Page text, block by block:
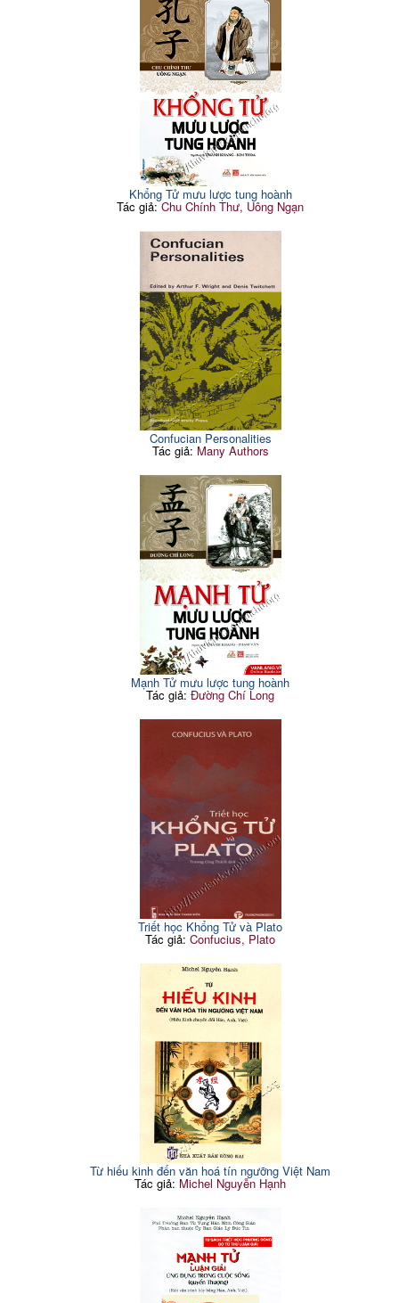
Khổng Tử mưu lược tung hoành
Tác giả:Chu Chính Thư, Uông Ngạn
Confucian Personalities
Tác giả: Many Authors
Mạnh Tử mưu lược tung hoành
Tác giả:Đường Chí Long
Triết học Khổng Tử và Plato
Tác giả:Confucius, Plato
Từ hiếu kinh đến văn hoá tín ngưỡng Việt Nam
Tác giả: Michel Nguyễn Hạnh